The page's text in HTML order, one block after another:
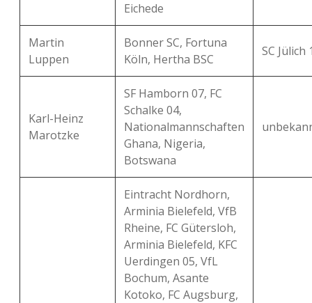
Eichede
Martin
Luppen
Bonner SC, Fortuna
Köln, Hertha BSC
SC Jülich
Karl-Heinz
Marotzke
SF Hamborn 07, FC
Schalke 04,
Nationalmannschaften
Ghana, Nigeria,
Botswana
Eintracht Nordhorn,
Arminia Bielefeld, VfB
Rheine, FC Gütersloh,
Arminia Bielefeld, KFC
Uerdingen 05, VfL
Bochum, Asante
Kotoko, FC Augsburg,